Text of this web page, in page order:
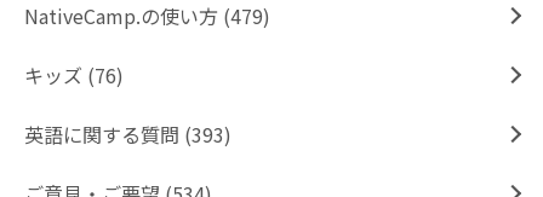
NativeCamp.の使い方 (479)
キッズ (76)
英語に関する質問 (393)